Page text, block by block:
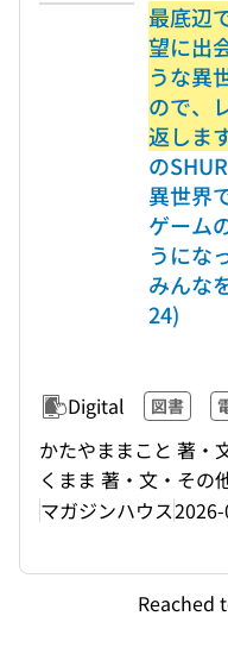
最底辺
望に出
うな異
ので、
返しま
の
異世界
ゲーム
うにな
みんな
24)
Digital 図書
かたやままこと 著・
くまま 著・文・その
マガジンハウス
Reached